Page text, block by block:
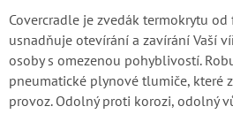
Covercradle je zvedák termokrytu
usnadňuje otevírání a zavírání Vaší
osoby s omezenou pohyblivostí.
pneumatické plynové tlumiče, které
provoz. Odolný proti korozi, odolný